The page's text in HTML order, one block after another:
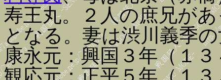
寿王丸。２人の庶兄が
となる。妻は渋川義季
康永元：興国３年（１
観応元：正平５年（１